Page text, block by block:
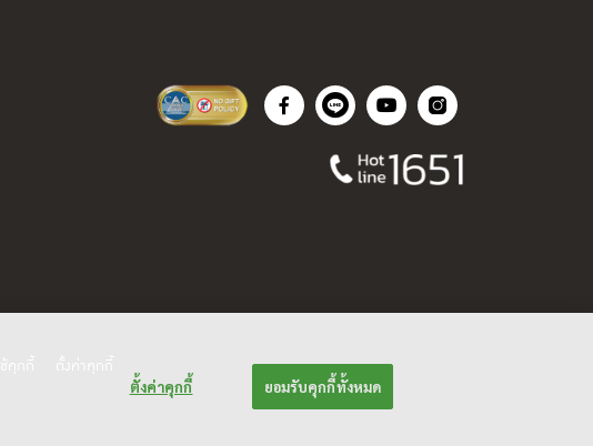
ตั้งค่าคุกกี้ ยอมรับคุกกี้ทั้งหมด